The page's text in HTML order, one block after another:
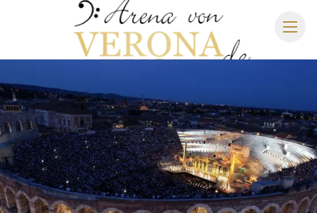
SPIELPLAN 2027
SITZPLAN HOTELS